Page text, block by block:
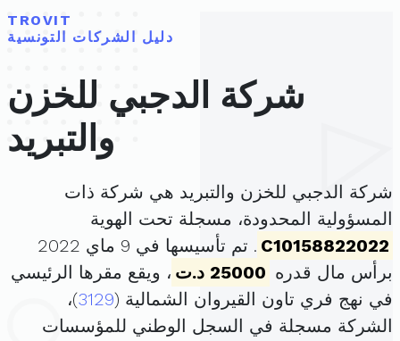
TROVIT
دليل الشركات التونسية
شركة الدجبي للخزن
والتبريد
شركة الدجبي للخزن والتبريد هي شركة ذات
المسؤولية المحدودة، مسجلة تحت الهوية
C10158822022
. تم تأسيسها في 9 ماي 2022
برأس مال قدره 25000 د.ت
، ويقع مقرها الرئيسي
في نهج فري تاون القيروان الشمالية (3129)،
الشركة مسجلة في السجل الوطني للمؤسسات